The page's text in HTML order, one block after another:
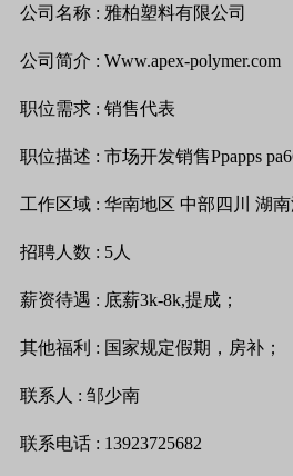
公司名称 : 雅柏塑料有限公司
公司简介 : Www.apex-polymer.com
职位需求 : 销售代表
职位描述 : 市场开发销售Ppapps
工作区域 : 华南地区 中部四川 湖
招聘人数 : 5 人
薪资待遇 : 底薪3k-8k,提成；
其他福利 : 国家规定假期，房补；
联系人 : 邹少南
联系电话 : 13923725682